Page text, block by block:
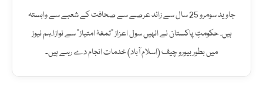
جاوید سومرو 25 سال سے زائد عرصے سے صحافت کے شعبے سے وابستہ
ہیں، حکومتِ پاکستان نے انہیں سول اعزاز "تمغۂ امتیاز" سے نوازا،ہم نیوز
میں بطور بیورو چیف (اسلام آباد) خدمات انجام دے رہے ہیں۔